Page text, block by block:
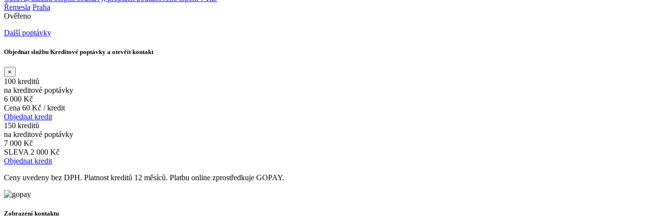
Řemesla Praha
Ověřeno
Další poptávky
Objednat službu Kreditové poptávky a otevřít kontakt
×
100 kreditů
na kreditové poptávky
6 000 Kč
Cena 60 Kč / kredit
Objednat kredit
150 kreditů
na kreditové poptávky
7 000 Kč
SLEVA 2 000 Kč
Objednat kredit
Ceny uvedeny bez DPH. Platnost kreditů 12 měsíců. Platbu online zprostředkuje GOPAY.
Zobrazení kontaktu